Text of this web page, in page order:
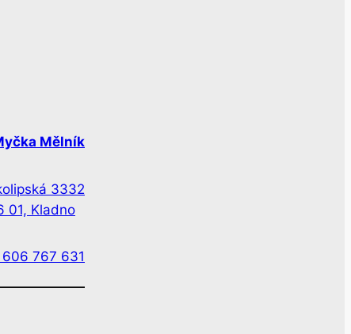
Mělník
3332
01, Kladno
767 631